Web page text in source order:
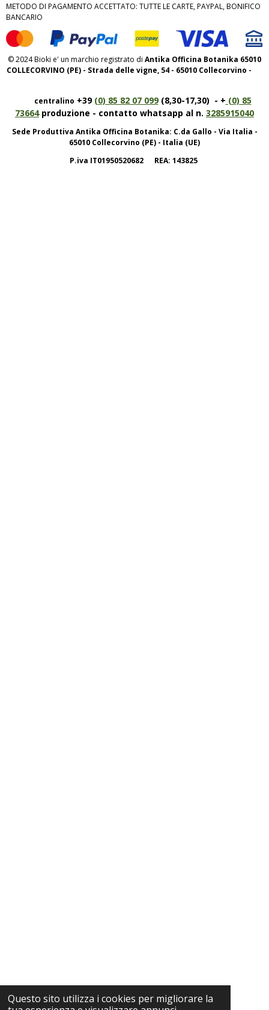
Questo sito utilizza i cookies per migliorare la
METODO DI PAGAMENTO ACCETTATO: TUTTE LE CARTE, PAYPAL, BONIFICO
BANCARIO
© 2024 Bioki e' un marchio registrato di Antika Officina Botanika 65010
COLLECORVINO (PE) - Strada delle vigne, 54 - 65010 Collecorvino -
centralino +39 (0) 85 82 07 099(8,30-17,30) - + (0) 85
73664produzione - contatto whatsapp al n. 3285915040
Sede Produttiva Antika Officina Botanika: C.da Gallo - Via Italia -
65010 Collecorvino (PE) - Italia (UE)
P.iva IT01950520682 REA: 143825